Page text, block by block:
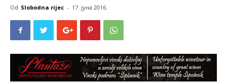
Od Slobodna rijec - 17. јуна 2016.